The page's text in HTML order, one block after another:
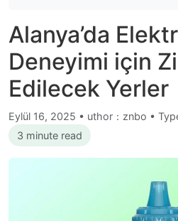
Alanya’da
Deneyimi için
Edilecek Yerler
Eylül 16, 2025 • uthor：znbo •
3 minute read